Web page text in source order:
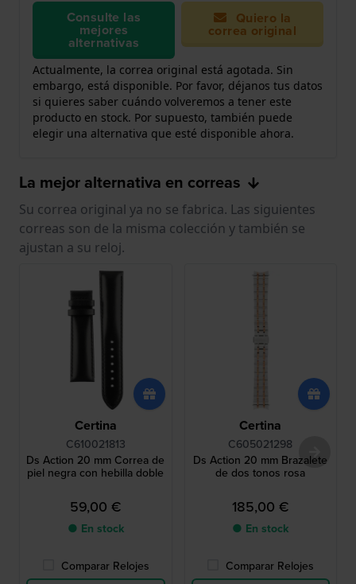
Consulte las
mejores
alternativas
Quiero la
correa original
Actualmente, la correa original está agotada. Sin
embargo, está disponible. Por favor, déjanos tus datos
si quieres saber cuándo volveremos a tener este
producto en stock. Por supuesto, también puede
elegir una alternativa que esté disponible ahora.
La mejor alternativa en correas
Su correa original ya no se fabrica. Las siguientes
correas son de la misma colección y también se
ajustan a su reloj.
Certina
C610021813
Ds Action 20 mm Correa de
piel negra con hebilla doble
59,00 €
● En stock
Comparar Relojes
Certina
C605021298
Ds Action 20 mm Brazalete
de dos tonos rosa
185,00 €
● En stock
Comparar Relojes